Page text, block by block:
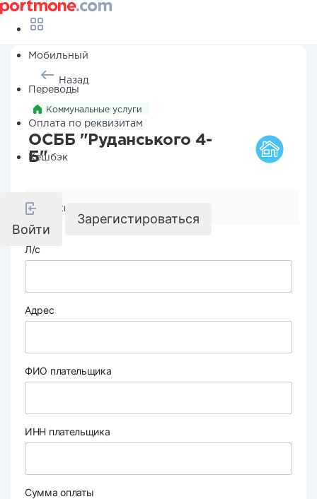
Мобильный
Переводы
Оплата по реквизитам
Кешбэк
Войти
Зарегистироваться
Назад
Коммунальные услуги
ОСББ "Руданського 4-
Б"
Реквизиты компании
Л/с
Адрес
ФИО плательщика
ИНН плательщика
Сумма оплаты